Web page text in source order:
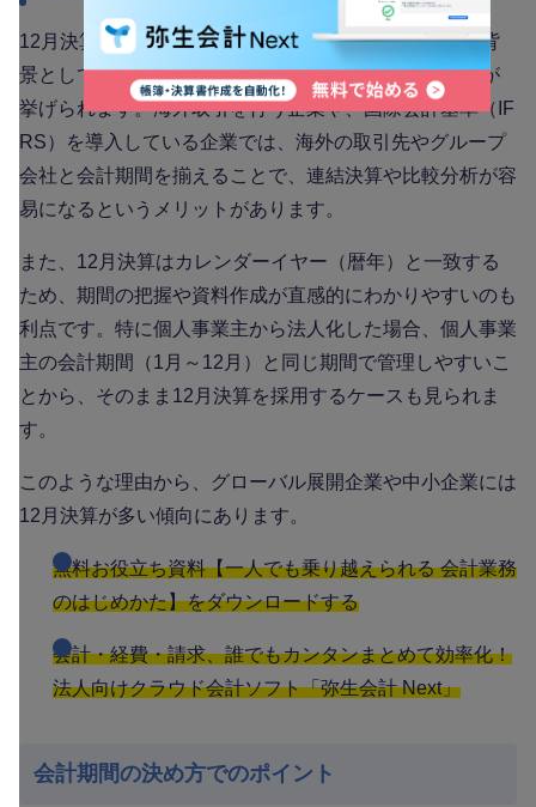
12月決算を採用する企業も少なくありません。まず、背
景として、海外の企業では12月決算が主流であることが
挙げられます。海外取引を行う企業や、国際会計基準（IF
RS）を導入している企業では、海外の取引先やグループ
会社と会計期間を揃えることで、連結決算や比較分析が容
易になるというメリットがあります。
また、12月決算はカレンダーイヤー（暦年）と一致する
ため、期間の把握や資料作成が直感的にわかりやすいのも
利点です。特に個人事業主から法人化した場合、個人事業
主の会計期間（1月～12月）と同じ期間で管理しやすいこ
とから、そのまま12月決算を採用するケースも見られま
す。
このような理由から、グローバル展開企業や中小企業には
12月決算が多い傾向にあります。
無料お役立ち資料【一人でも乗り越えられる 会計業務
のはじめかた】をダウンロードする
会計・経費・請求、誰でもカンタンまとめて効率化！
法人向けクラウド会計ソフト「弥生会計 Next」
会計期間の決め方でのポイント